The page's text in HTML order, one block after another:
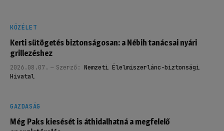
KÖZÉLET
Kerti sütögetés biztonságosan: a Nébih tanácsai nyári
grillezéshez
2026.08.07. Szerző: Nemzeti Élelmiszerlánc-biztonsági
Hivatal
GAZDASÁG
Még Paks kiesését is áthidalhatná a megfelelő